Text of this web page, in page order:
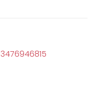
3476946815